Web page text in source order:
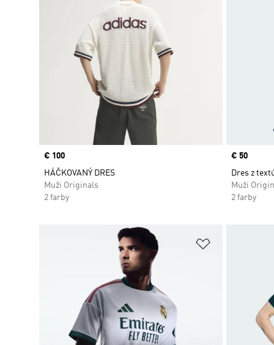
Price
€ 100
HÁČKOVANÝ DRES
Muži Originals
2 farby
Price
€ 50
Dres z
Muži
2 farby
Pridať do